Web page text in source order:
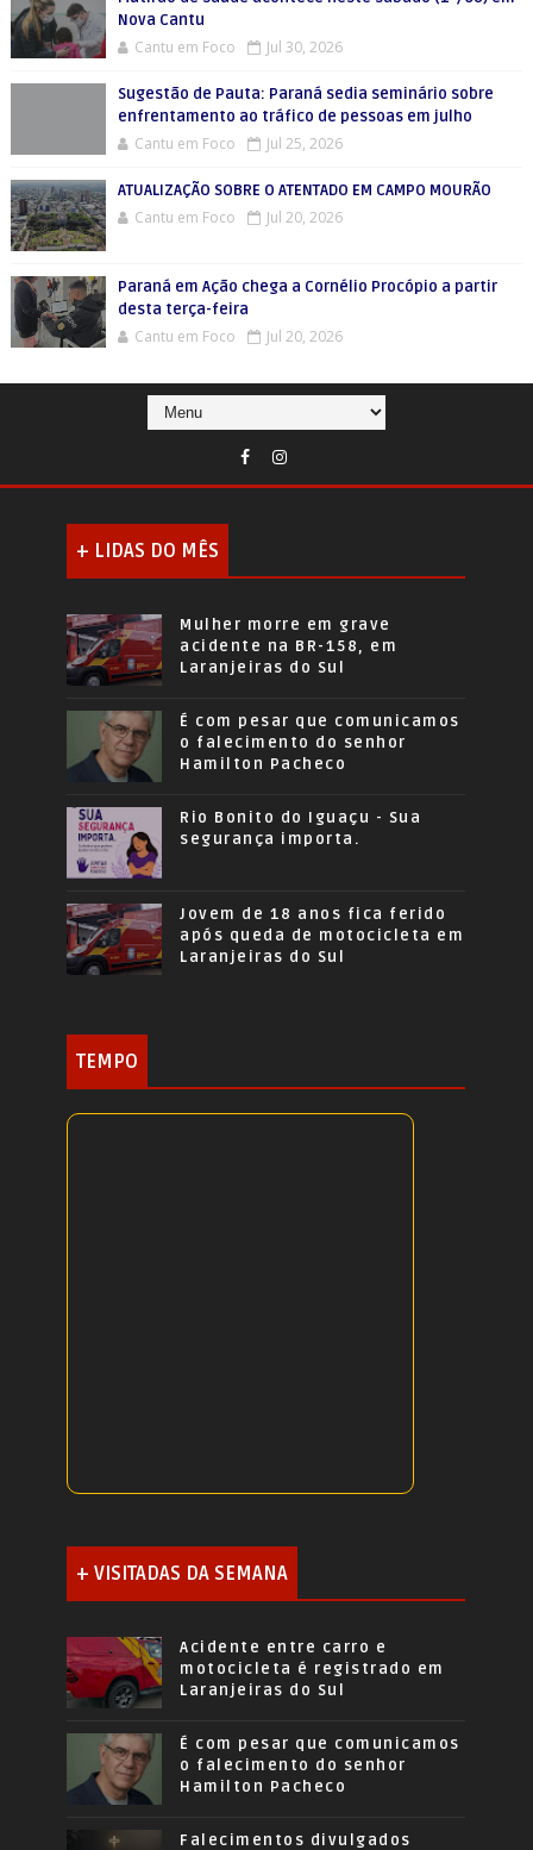
Nova Cantu
Cantu em Foco Jul 30, 2026
Sugestão de Pauta: Paraná sedia seminário sobre
enfrentamento ao tráfico de pessoas em julho
Cantu em Foco Jul 25, 2026
ATUALIZAÇÃO SOBRE O ATENTADO EM CAMPO MOURÃO
Cantu em Foco Jul 20, 2026
Paraná em Ação chega a Cornélio Procópio a partir
desta terça-feira
Cantu em Foco Jul 20, 2026
+ LIDAS DO MÊS
Mulher morre em grave
acidente na BR-158, em
Laranjeiras do Sul
É com pesar que comunicamos
o falecimento do senhor
Hamilton Pacheco
Rio Bonito do Iguaçu - Sua
segurança importa.
Jovem de 18 anos fica ferido
após queda de motocicleta em
Laranjeiras do Sul
TEMPO
+ VISITADAS DA SEMANA
Acidente entre carro e
motocicleta é registrado em
Laranjeiras do Sul
É com pesar que comunicamos
o falecimento do senhor
Hamilton Pacheco
Falecimentos divulgados